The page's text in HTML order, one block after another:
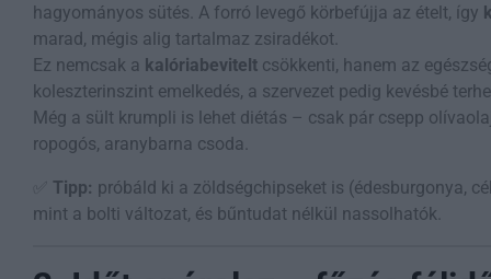
hagyományos sütés. A forró levegő körbefújja az ételt, így
marad, mégis alig tartalmaz zsiradékot.
Ez nemcsak a kalóriabevitelt csökkenti, hanem az
koleszterinszint emelkedés, a szervezet pedig kevésbé
Még a sült krumpli is lehet diétás – csak pár csepp
ropogós, aranybarna csoda.
Tipp: próbáld ki a zöldségchipseket is (édesburgonya,
mint a bolti változat, és bűntudat nélkül nassolhatók.